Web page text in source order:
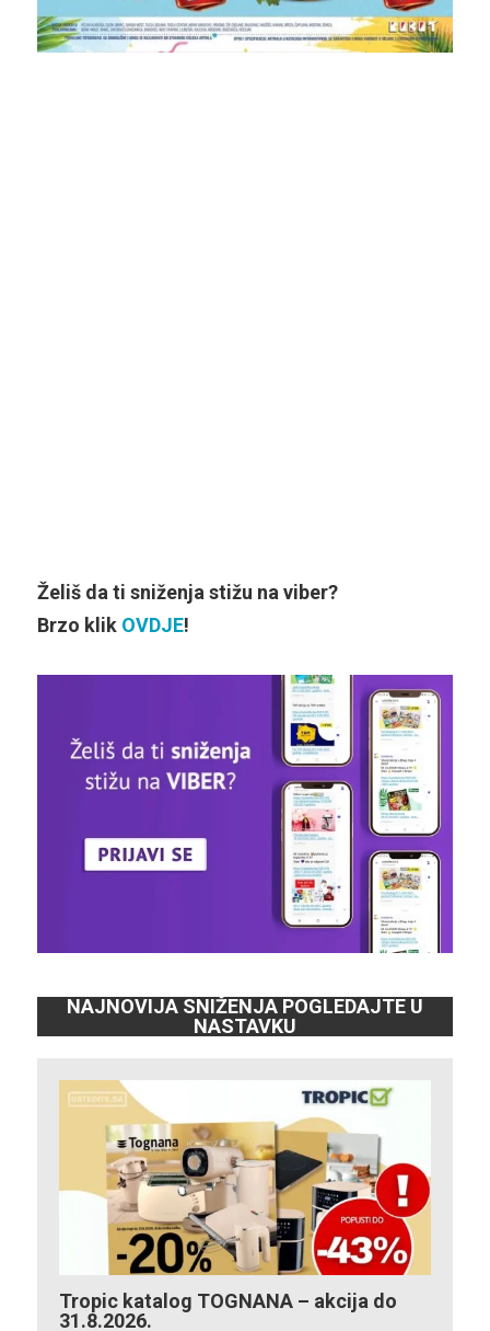
Želiš da ti sniženja stižu na viber?
Brzo klik OVDJE!
NAJNOVIJA SNIŽENJA POGLEDAJTE U
NASTAVKU
Tropic katalog TOGNANA – akcija do
31.8.2026.